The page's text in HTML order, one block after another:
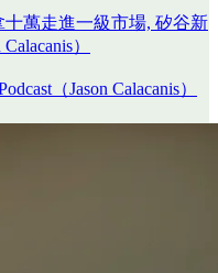
十萬走進一級市場, 矽谷新
）
（Jason Calacanis）